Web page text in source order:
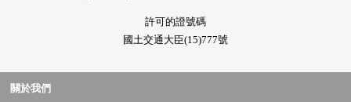
許可的證號碼
國土交通大臣(15)777號
關於我們